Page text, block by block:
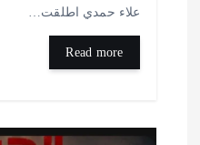
حمدي اطلقت…